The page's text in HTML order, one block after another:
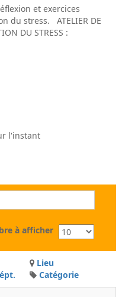
et exercices
du stress. ATELIER DE
DU STRESS :
l'instant
à afficher
Lieu
Catégorie